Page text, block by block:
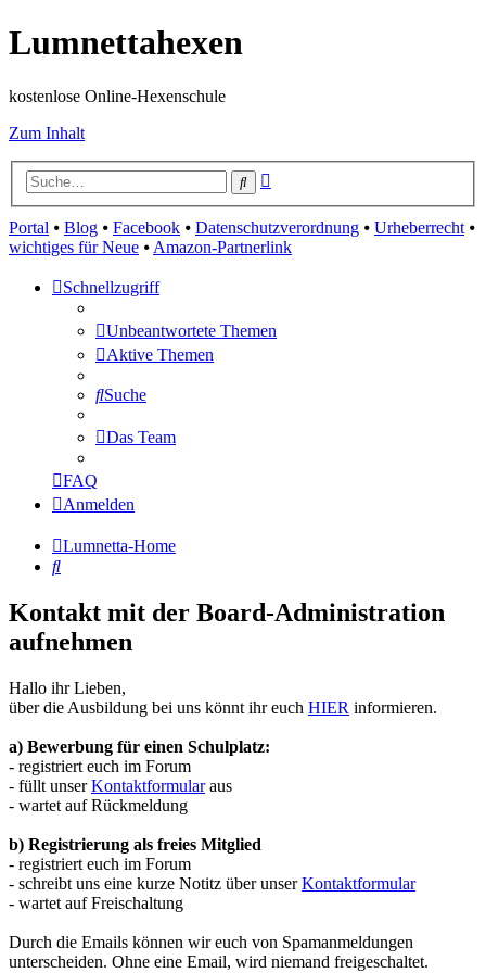
Lumnettahexen
kostenlose Online-Hexenschule
Zum Inhalt
Suche
Portal ⦁ Blog ⦁ Facebook ⦁ Datenschutzverordnung ⦁ Urheberrecht⦁
wichtiges für Neue ⦁Amazon-Partnerlink
Schnellzugriff
Unbeantwortete Themen
Aktive Themen
Suche
Das Team
FAQ
Anmelden
Lumnetta-Home
Suche
Kontakt mit der Board-Administration
aufnehmen
Hallo ihr Lieben,
über die Ausbildung bei uns könnt ihr euch HIER informieren.
a) Bewerbung für einen Schulplatz:
- registriert euch im Forum
- füllt unserKontaktformularaus
- wartet auf Rückmeldung
b) Registrierung als freies Mitglied
- registriert euch im Forum
- schreibt uns eine kurze Notitz über unserKontaktformular
- wartet auf Freischaltung
Durch die Emails können wir euch von Spamanmeldungen
unterscheiden. Ohne eine Email, wird niemand freigeschaltet.